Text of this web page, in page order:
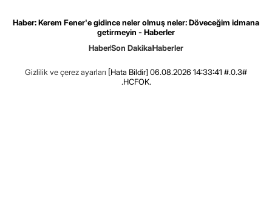
Haber: Kerem Fener'e gidince neler olmuş neler: Döveceğim idmana
getirmeyin - Haberler
HaberSon DakikaHaberler
Gizlilik ve çerez ayarları [Hata Bildir] 06.08.2026 14:33:41 #.0.3#
.HCFOK.